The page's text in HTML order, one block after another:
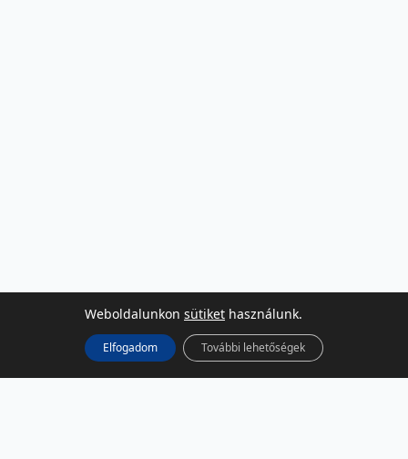
Weboldalunkon sütiket használunk.
Elfogadom További lehetőségek